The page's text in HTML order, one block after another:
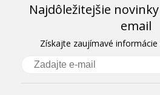
Najdôležitejšie
email
Získajte zaujímavé